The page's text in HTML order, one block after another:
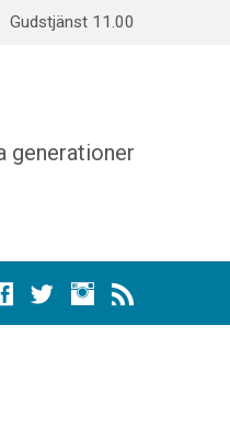
Gudstjänst 11.00
generationer